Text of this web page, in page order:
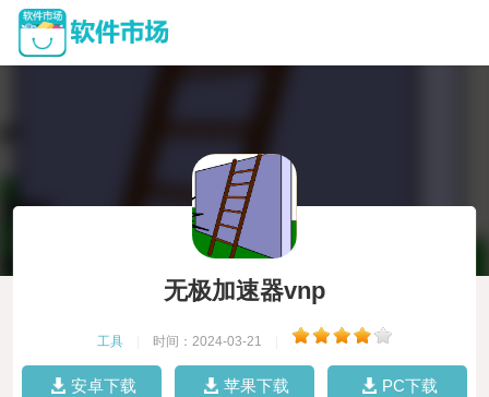
无极加速器vnp
工具 时间：2024-03-21
安卓下载 苹果下载 PC下载